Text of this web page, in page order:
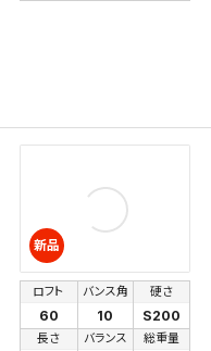
新品
ロフト
60
バンス角
10
硬さ
S200
長さ バランス 総重量